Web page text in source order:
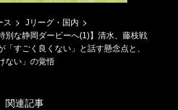
ス
Jリーグ・国内
別な静岡ダービーへ(1)】清水、藤枝戦
すごく良くない」と話す懸念点と、
ない」の覚悟
関連記事